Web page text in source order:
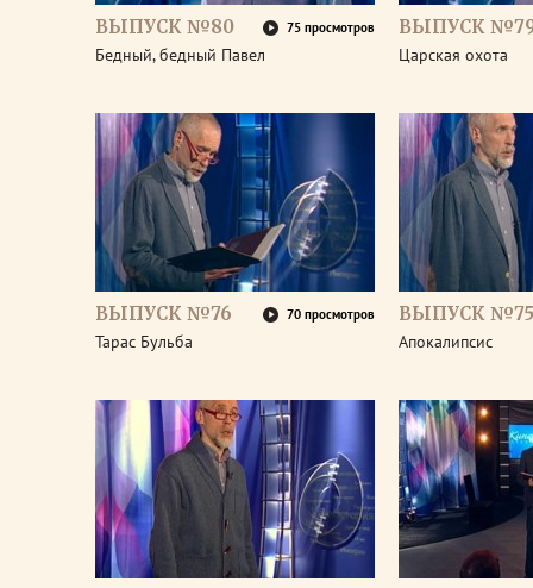
ВЫПУСК №80 75 просмотров
Бедный, бедный Павел
ВЫПУСК
Царская охота
ВЫПУСК №76 70 просмотров
Тарас Бульба
ВЫПУСК №75
Апокалипсис